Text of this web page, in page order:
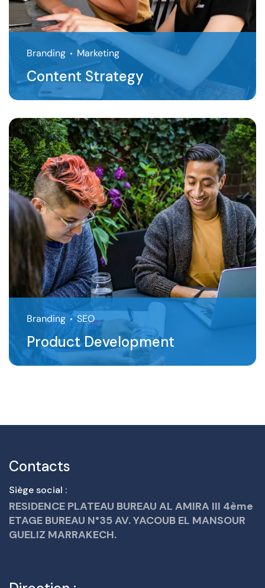
Branding Marketing
Content Strategy
Branding SEO
Product Development
Contacts
Siège social :
RESIDENCE PLATEAU BUREAU AL AMIRA III 4ème
ETAGE BUREAU N°35 AV. YACOUB EL MANSOUR
GUELIZ MARRAKECH.